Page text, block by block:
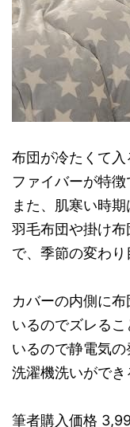
布団が冷たくて
ファイバーが特徴
また、肌寒い時
羽毛布団や掛け
で、季節の変わり
カバーの内側に
いるのでズレる
いるので静電気の
洗濯機洗いができ
筆者購入価格